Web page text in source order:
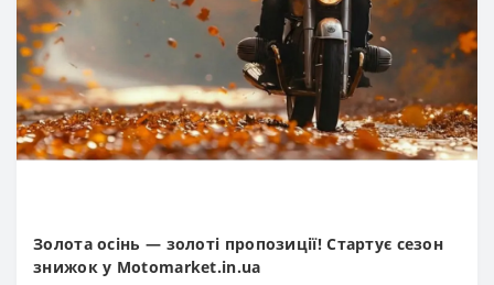
Золота осінь — золоті пропозиції! Стартує сезон
знижок у Motomarket.in.ua